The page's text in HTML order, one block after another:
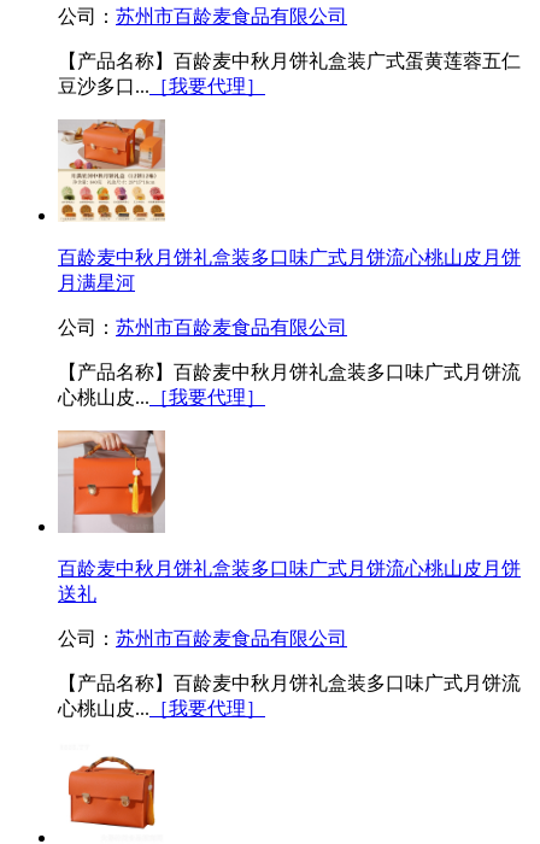
公司： 苏州市百龄麦食品有限公司
【产品名称】百龄麦中秋月饼礼盒装广式蛋黄莲蓉五仁
豆沙多口... ［我要代理］
百龄麦中秋月饼礼盒装多口味广式月饼流心桃山皮月饼
月满星河
公司： 苏州市百龄麦食品有限公司
【产品名称】百龄麦中秋月饼礼盒装多口味广式月饼流
心桃山皮... ［我要代理］
百龄麦中秋月饼礼盒装多口味广式月饼流心桃山皮月饼
送礼
公司： 苏州市百龄麦食品有限公司
【产品名称】百龄麦中秋月饼礼盒装多口味广式月饼流
心桃山皮... ［我要代理］